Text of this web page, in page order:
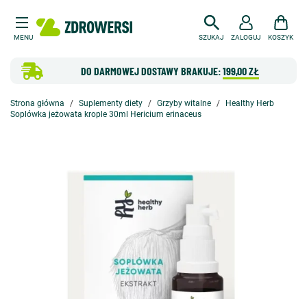
MENU SZUKAJ
DO DARMOWEJ DOSTAWY BRAKUJE:199,00 ZŁ
ZALOGUJ KOSZYK
Strona główna Suplementy diety Grzyby witalne
Healthy Herb
Soplówka jeżowata krople 30ml Hericium erinaceus